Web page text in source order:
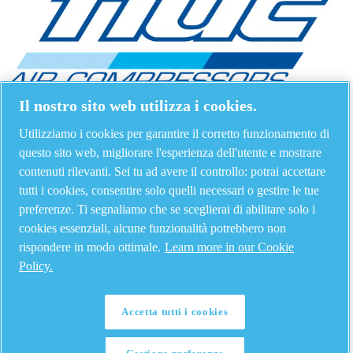
Il nostro sito web utilizza i cookies.
Utilizziamo i cookies per garantire il corretto funzionamento di
questo sito web, migliorare l'esperienza dell'utente e mostrare
contenuti rilevanti. Sei tu ad avere il controllo: potrai accettare
tutti i cookies, consentire solo quelli necessari o gestire le tue
preferenze. Ti segnaliamo che se sceglierai di abilitare solo i
cookies essenziali, alcune funzionalità potrebbero non
rispondere in modo ottimale. Learn more in our Cookie
Policy.
Accetta tutti i cookies